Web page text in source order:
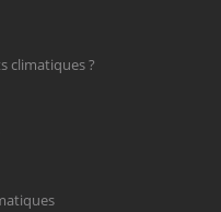
climatiques ?